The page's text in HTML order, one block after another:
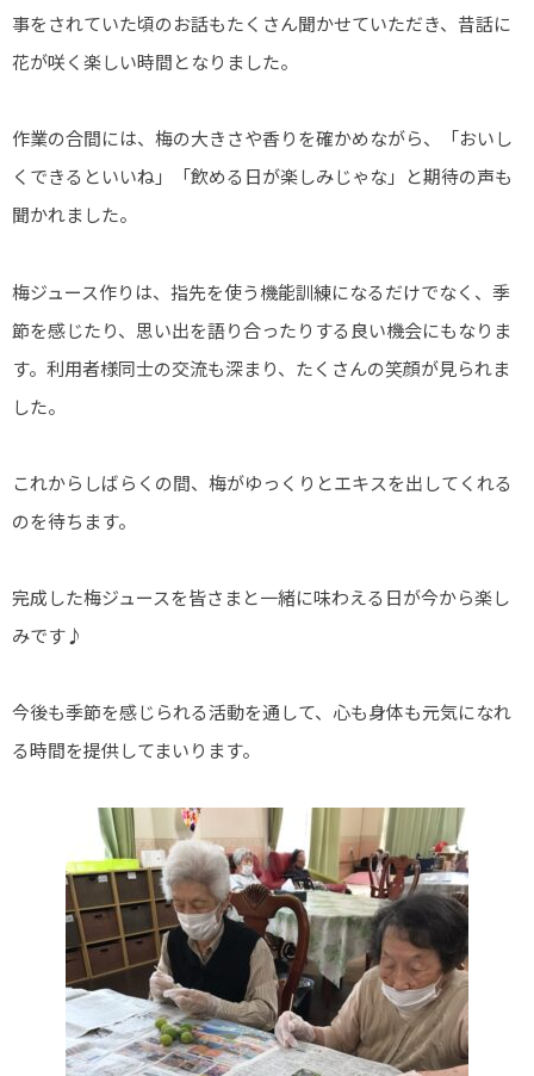
事をされていた頃のお話もたくさん聞かせていただき、昔話に
花が咲く楽しい時間となりました。
作業の合間には、梅の大きさや香りを確かめながら、「おいし
くできるといいね」「飲める日が楽しみじゃな」と期待の声も
聞かれました。
梅ジュース作りは、指先を使う機能訓練になるだけでなく、季
節を感じたり、思い出を語り合ったりする良い機会にもなりま
す。利用者様同士の交流も深まり、たくさんの笑顔が見られま
した。
これからしばらくの間、梅がゆっくりとエキスを出してくれる
のを待ちます。
完成した梅ジュースを皆さまと一緒に味わえる日が今から楽し
みです♪
今後も季節を感じられる活動を通して、心も身体も元気になれ
る時間を提供してまいります。